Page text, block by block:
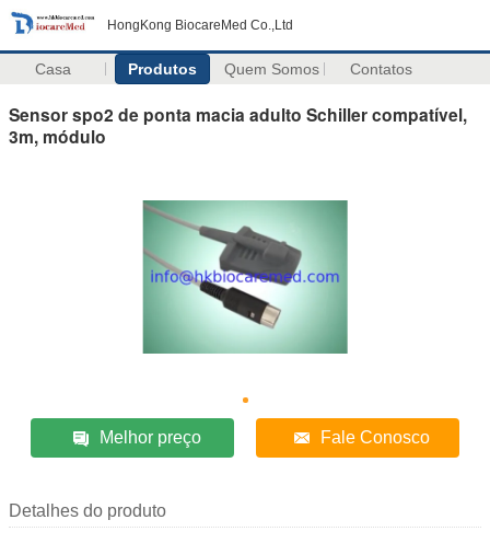
HongKong BiocareMed Co.,Ltd
Casa Produtos Quem Somos Contatos
Sensor spo2 de ponta macia adulto Schiller compatível,
3m, módulo
Melhor preço Fale Conosco
Detalhes do produto